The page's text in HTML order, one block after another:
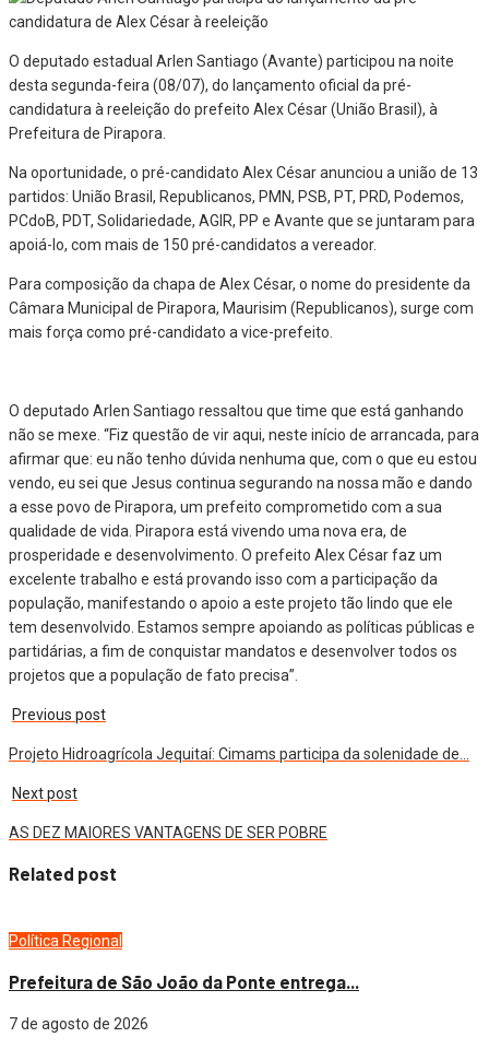
O deputado estadual Arlen Santiago (Avante) participou na noite
desta segunda-feira (08/07), do lançamento oficial da pré-
candidatura à reeleição do prefeito Alex César (União Brasil), à
Prefeitura de Pirapora.
Na oportunidade, o pré-candidato Alex César anunciou a união de 13
partidos: União Brasil, Republicanos, PMN, PSB, PT, PRD, Podemos,
PCdoB, PDT, Solidariedade, AGIR, PP e Avante que se juntaram para
apoiá-lo, com mais de 150 pré-candidatos a vereador.
Para composição da chapa de Alex César, o nome do presidente da
Câmara Municipal de Pirapora, Maurisim (Republicanos), surge com
mais força como pré-candidato a vice-prefeito.
O deputado Arlen Santiago ressaltou que time que está ganhando
não se mexe. “Fiz questão de vir aqui, neste início de arrancada, para
afirmar que: eu não tenho dúvida nenhuma que, com o que eu estou
vendo, eu sei que Jesus continua segurando na nossa mão e dando
a esse povo de Pirapora, um prefeito comprometido com a sua
qualidade de vida. Pirapora está vivendo uma nova era, de
prosperidade e desenvolvimento. O prefeito Alex César faz um
excelente trabalho e está provando isso com a participação da
população, manifestando o apoio a este projeto tão lindo que ele
tem desenvolvido. Estamos sempre apoiando as políticas públicas e
partidárias, a fim de conquistar mandatos e desenvolver todos os
projetos que a população de fato precisa”.
Previous post
Projeto Hidroagrícola Jequitaí: Cimams participa da solenidade de…
Next post
AS DEZ MAIORES VANTAGENS DE SER POBRE
Related post
Política Regional
Prefeitura de São João da Ponte entrega...
7 de agosto de 2026